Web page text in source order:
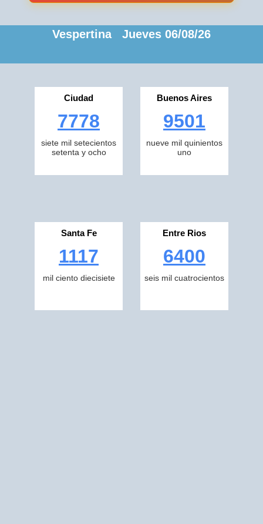
Vespertina Jueves 06/08/26
Ciudad
7778
siete mil setecientos
setenta y ocho
Buenos Aires
9501
nueve mil quinientos
uno
Santa Fe
1117
mil ciento diecisiete
Entre Rios
6400
seis mil cuatrocientos